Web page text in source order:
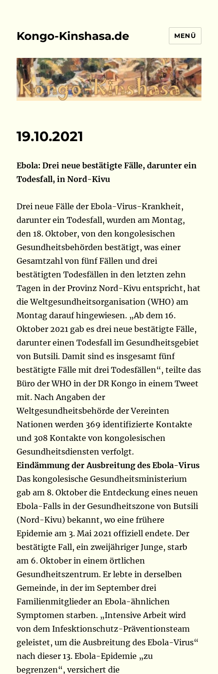
Kongo-Kinshasa.de MENÜ
19.10.2021
Ebola: Drei neue bestätigte Fälle, darunter ein
Todesfall, in Nord-Kivu
Drei neue Fälle der Ebola-Virus-Krankheit,
darunter ein Todesfall, wurden am Montag,
den 18. Oktober, von den kongolesischen
Gesundheitsbehörden bestätigt, was einer
Gesamtzahl von fünf Fällen und drei
bestätigten Todesfällen in den letzten zehn
Tagen in der Provinz Nord-Kivu entspricht, hat
die Weltgesundheitsorganisation (WHO) am
Montag darauf hingewiesen. „Ab dem 16.
Oktober 2021 gab es drei neue bestätigte Fälle,
darunter einen Todesfall im Gesundheitsgebiet
von Butsili. Damit sind es insgesamt fünf
bestätigte Fälle mit drei Todesfällen“, teilte das
Büro der WHO in der DR Kongo in einem Tweet
mit. Nach Angaben der
Weltgesundheitsbehörde der Vereinten
Nationen werden 369 identifizierte Kontakte
und 308 Kontakte von kongolesischen
Gesundheitsdiensten verfolgt.
Eindämmung der Ausbreitung des Ebola-Virus
Das kongolesische Gesundheitsministerium
gab am 8. Oktober die Entdeckung eines neuen
Ebola-Falls in der Gesundheitszone von Butsili
(Nord-Kivu) bekannt, wo eine frühere
Epidemie am 3. Mai 2021 offiziell endete. Der
bestätigte Fall, ein zweijähriger Junge, starb
am 6. Oktober in einem örtlichen
Gesundheitszentrum. Er lebte in derselben
Gemeinde, in der im September drei
Familienmitglieder an Ebola-ähnlichen
Symptomen starben. „Intensive Arbeit wird
von dem Infesktionschutz-Präventionsteam
geleistet, um die Ausbreitung des Ebola-Virus“
nach dieser 13. Ebola-Epidemie „zu
begrenzen“, versichert die